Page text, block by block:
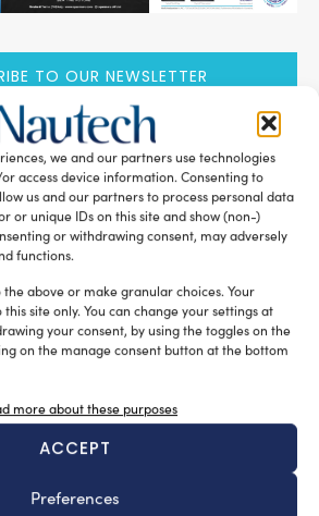
we and our partners use technologies
access device information. Consenting to
us and our partners to process personal data
or unique IDs on this site and show (non-)
or withdrawing consent, may adversely
functions.
above or make granular choices. Your
site only. You can change your settings at
your consent, by using the toggles on the
on the manage consent button at the bottom
more about these purposes
ACCEPT
Preferences
TO OUR NEWSLETTER
in nautical design
3, 2026